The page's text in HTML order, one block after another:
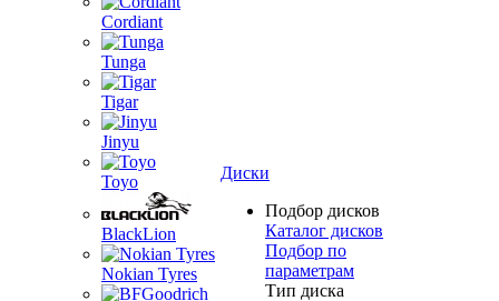
Cordiant
Tunga
Tigar
Jinyu
Toyo
BlackLion
Nokian Tyres
Диски
Подбор дисков
Каталог дисков
Подбор по
параметрам
Тип диска